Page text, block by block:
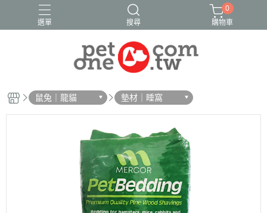
選單 搜尋
0
購物車
鼠兔｜龍貓 墊材｜睡窩